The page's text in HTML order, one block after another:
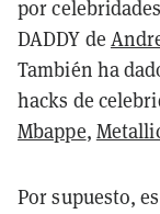
por
DADDY de
También ha
hacks de
Mbappe,
Por supuesto,